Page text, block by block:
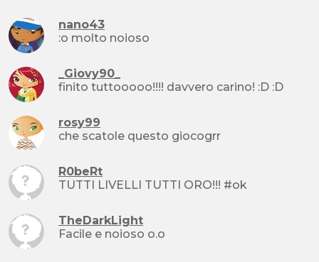
nano43
:o molto noioso
_Giovy90_
finito tuttooooo!!!! davvero carino! :D :D
rosy99
che scatole questo giocogrr
R0beRt
TUTTI LIVELLI TUTTI ORO!!! #ok
TheDarkLight
Facile e noioso o.o